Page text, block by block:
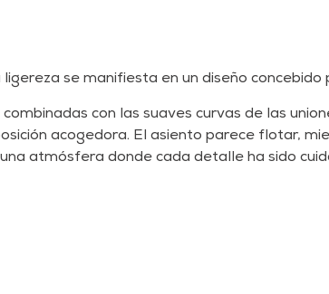
ligereza se manifiesta en un diseño
combinadas con las suaves curvas de las
acogedora. El asiento parece flotar,
atmósfera donde cada detalle ha sido